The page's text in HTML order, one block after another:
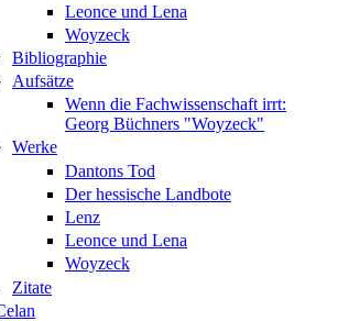
Leonce und Lena
Woyzeck
Bibliographie
Aufsätze
Wenn die Fachwissenschaft irrt:
Georg Büchners "Woyzeck"
Werke
Dantons Tod
Der hessische Landbote
Lenz
Leonce und Lena
Woyzeck
Zitate